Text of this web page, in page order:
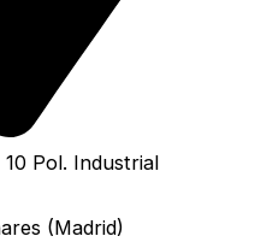
Pol. Industrial
(Madrid)